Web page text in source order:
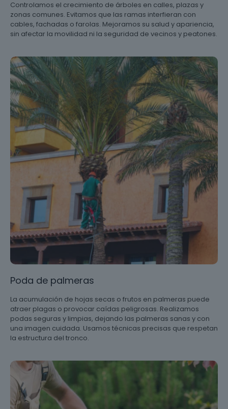
Controlamos el crecimiento de árboles en calles, plazas y
zonas comunes. Evitamos que las ramas interfieran con
cables, fachadas o farolas. Mejoramos su salud y apariencia,
sin afectar la movilidad ni la seguridad de vecinos y peatones.
Poda de palmeras
La acumulación de hojas secas o frutos en palmeras puede
atraer plagas o provocar caídas peligrosas. Realizamos
podas seguras y limpias, dejando las palmeras sanas y con
una imagen cuidada. Usamos técnicas precisas que respetan
la estructura del tronco.